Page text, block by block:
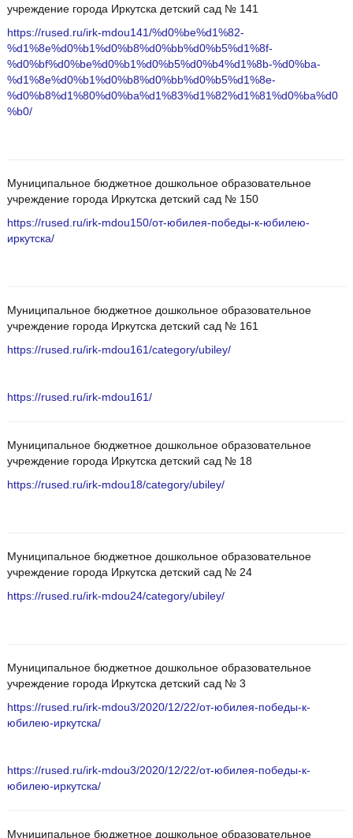
учреждение города Иркутска детский сад № 141
https://rused.ru/irk-mdou141/%d0%be%d1%82-
%d1%8e%d0%b1%d0%b8%d0%bb%d0%b5%d1%8f-
%d0%bf%d0%be%d0%b1%d0%b5%d0%b4%d1%8b-%d0%ba-
%d1%8e%d0%b1%d0%b8%d0%bb%d0%b5%d1%8e-
%d0%b8%d1%80%d0%ba%d1%83%d1%82%d1%81%d0%ba%d0
%b0/
Муниципальное бюджетное дошкольное образовательное
учреждение города Иркутска детский сад № 150
https://rused.ru/irk-mdou150/от-юбилея-победы-к-юбилею-
иркутска/
Муниципальное бюджетное дошкольное образовательное
учреждение города Иркутска детский сад № 161
https://rused.ru/irk-mdou161/category/ubiley/
https://rused.ru/irk-mdou161/
Муниципальное бюджетное дошкольное образовательное
учреждение города Иркутска детский сад № 18
https://rused.ru/irk-mdou18/category/ubiley/
Муниципальное бюджетное дошкольное образовательное
учреждение города Иркутска детский сад № 24
https://rused.ru/irk-mdou24/category/ubiley/
Муниципальное бюджетное дошкольное образовательное
учреждение города Иркутска детский сад № 3
https://rused.ru/irk-mdou3/2020/12/22/от-юбилея-победы-к-
юбилею-иркутска/
https://rused.ru/irk-mdou3/2020/12/22/от-юбилея-победы-к-
юбилею-иркутска/
Муниципальное бюджетное дошкольное образовательное